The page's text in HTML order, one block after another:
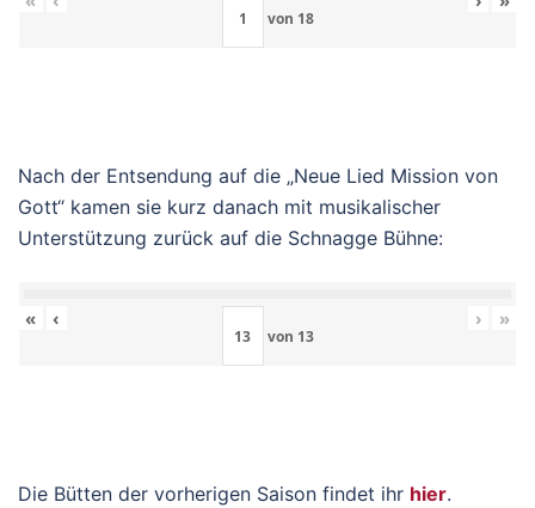
von 18
Nach der Entsendung auf die „Neue Lied Mission von
Gott“ kamen sie kurz danach mit musikalischer
Unterstützung zurück auf die Schnagge Bühne:
« ‹
von 13
› »
Die Bütten der vorherigen Saison findet ihr hier.